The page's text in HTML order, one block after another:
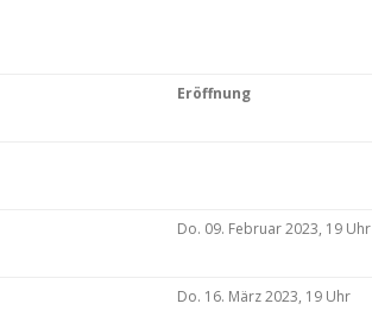
Eröffnung
Do. 09. Februar 2023, 19 Uhr
Do. 16. März 2023, 19 Uhr